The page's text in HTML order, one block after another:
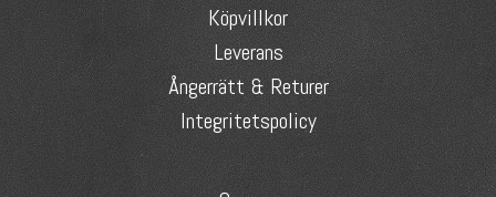
Köpvillkor
Leverans
Ångerrätt & Returer
Integritetspolicy